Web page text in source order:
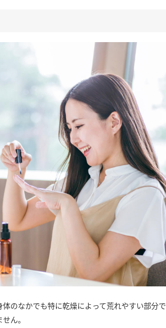
のなかでも特に乾燥によって荒れやすい部分
ん。